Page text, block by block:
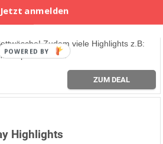
Zudem viele Highlights z.B:
Loop für CHF ...
ZUM DEAL
Highlights
Jetzt anmelden
POWERED BY